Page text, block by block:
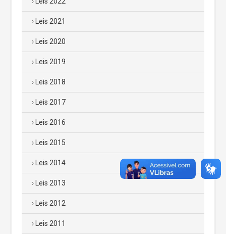
Leis 2021
Leis 2020
Leis 2019
Leis 2018
Leis 2017
Leis 2016
Leis 2015
Leis 2014
Leis 2013
Leis 2012
Leis 2011